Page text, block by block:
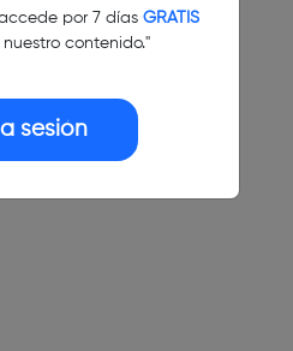
por 7 días GRATIS
contenido."
sesión